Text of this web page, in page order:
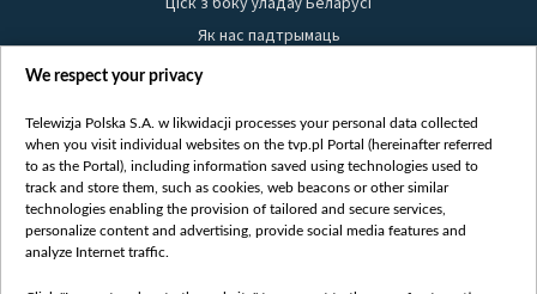
Як нас падтрымаць
Правілы выкарыстання матэрыялаў
Бяспека
Youtube
Белсат news
Белсат Shorts
We respect your privacy
Telewizja Polska S.A. w likwidacji processes your personal data collected
when you visit individual websites on the tvp.pl Portal (hereinafter referred
to as the Portal), including information saved using technologies used to
track and store them, such as cookies, web beacons or other similar
technologies enabling the provision of tailored and secure services,
personalize content and advertising, provide social media features and
analyze Internet traffic.